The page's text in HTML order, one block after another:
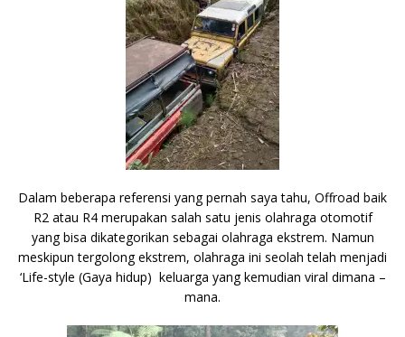
Dalam beberapa referensi yang pernah saya tahu, Offroad baik
R2 atau R4 merupakan salah satu jenis olahraga otomotif
yang bisa dikategorikan sebagai olahraga ekstrem. Namun
meskipun tergolong ekstrem, olahraga ini seolah telah menjadi
‘Life-style (Gaya hidup) keluarga yang kemudian viral dimana –
mana.